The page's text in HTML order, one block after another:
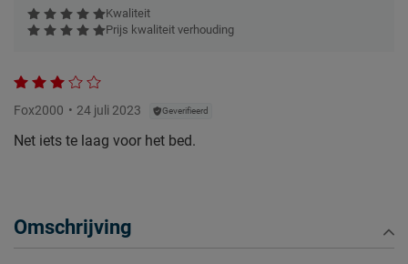
Kwaliteit
Prijs kwaliteit verhouding
Fox2000 24 juli 2023 Geverifieerd
Net iets te laag voor het bed.
Omschrijving